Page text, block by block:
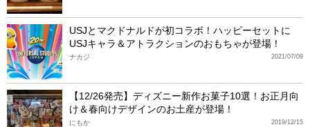
USJとマクドナルドが初コラボ！ハッピーセットに
USJキャラ＆アトラクションのおもちゃが登場！
2021/07/09
ナカジ
【12/26発売】ディズニー新作お菓子10選！お正月向
け＆春向けデザインのお土産が登場！
2019/12/15
にもか